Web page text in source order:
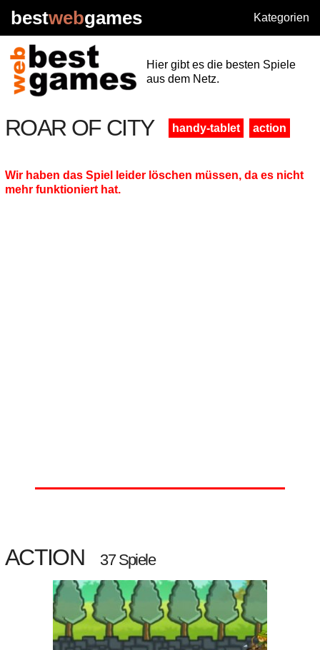
bestwebgames Kategorien
Hier gibt es die besten Spiele
aus dem Netz.
ROAR OF CITY handy-tablet action
Wir haben das Spiel leider löschen müssen, da es nicht
mehr funktioniert hat.
ACTION 37 Spiele